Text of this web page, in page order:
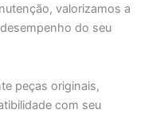
valorizamos a
do seu
peças originais,
com seu